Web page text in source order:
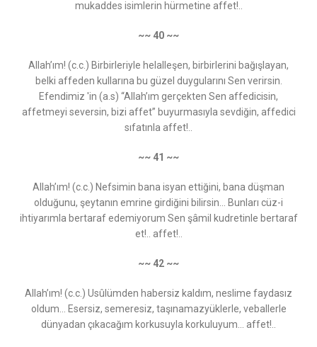
mukaddes isimlerin hürmetine affet!..
~~ 40 ~~
Allah’ım! (c.c.) Birbirleriyle helalleşen, birbirlerini bağışlayan,
belki affeden kullarına bu güzel duygularını Sen verirsin.
Efendimiz 'in (a.s) “Allah’ım gerçekten Sen affedicisin,
affetmeyi seversin, bizi affet” buyurmasıyla sevdiğin, affedici
sıfatınla affet!..
~~ 41 ~~
Allah’ım! (c.c.) Nefsimin bana isyan ettiğini, bana düşman
olduğunu, şeytanın emrine girdiğini bilirsin... Bunları cüz-i
ihtiyarımla bertaraf edemiyorum Sen şâmil kudretinle bertaraf
et!.. affet!..
~~ 42 ~~
Allah’ım! (c.c.) Usûlümden habersiz kaldım, neslime faydasız
oldum... Esersiz, semeresiz, taşınamazyüklerle, veballerle
dünyadan çıkacağım korkusuyla korkuluyum... affet!..